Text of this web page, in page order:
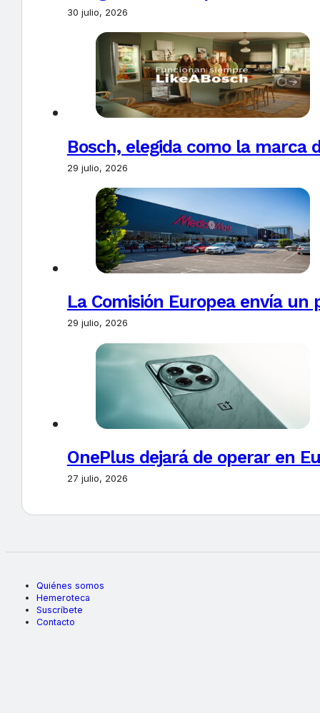
30 julio, 2026
Bosch, elegida como la marca
29 julio, 2026
La Comisión Europea envía un
29 julio, 2026
OnePlus dejará de operar en
27 julio, 2026
Quiénes somos
Hemeroteca
Suscríbete
Contacto